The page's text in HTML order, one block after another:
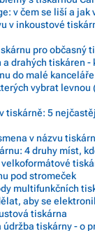
v čem se liší a jak
v inkoustové
pro občasný
a drahých tiskáren -
do malé kanceláře
vybrat levnou
tiskárně: 5
v názvu
4 druhy míst,
pod stromeček
multifunkčních
aby se
tiskárna
údržba tiskárny - o